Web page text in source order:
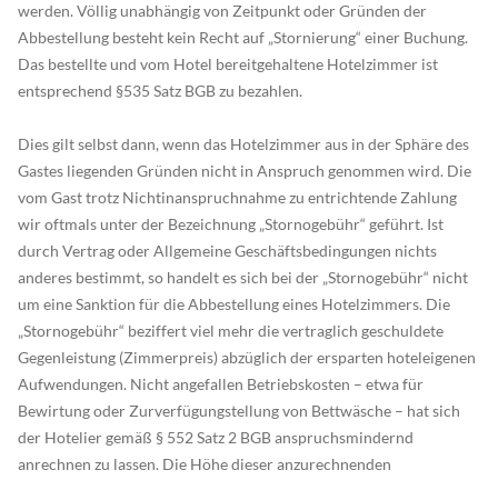
werden. Völlig unabhängig von Zeitpunkt oder Gründen der
Abbestellung besteht kein Recht auf „Stornierung“ einer Buchung.
Das bestellte und vom Hotel bereitgehaltene Hotelzimmer ist
entsprechend §535 Satz BGB zu bezahlen.
Dies gilt selbst dann, wenn das Hotelzimmer aus in der Sphäre des
Gastes liegenden Gründen nicht in Anspruch genommen wird. Die
vom Gast trotz Nichtinanspruchnahme zu entrichtende Zahlung
wir oftmals unter der Bezeichnung „Stornogebühr“ geführt. Ist
durch Vertrag oder Allgemeine Geschäftsbedingungen nichts
anderes bestimmt, so handelt es sich bei der „Stornogebühr“ nicht
um eine Sanktion für die Abbestellung eines Hotelzimmers. Die
„Stornogebühr“ beziffert viel mehr die vertraglich geschuldete
Gegenleistung (Zimmerpreis) abzüglich der ersparten hoteleigenen
Aufwendungen. Nicht angefallen Betriebskosten – etwa für
Bewirtung oder Zurverfügungstellung von Bettwäsche – hat sich
der Hotelier gemäß § 552 Satz 2 BGB anspruchsmindernd
anrechnen zu lassen. Die Höhe dieser anzurechnenden